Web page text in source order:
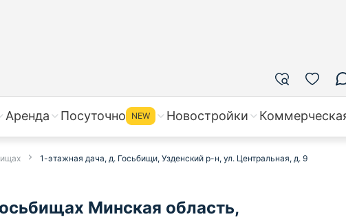
Аренда Посуточно NEW Новостройки
1-этажная дача, д. Госьбищи, Узденский р-н, ул. Центральная, д. 9
Минская область,